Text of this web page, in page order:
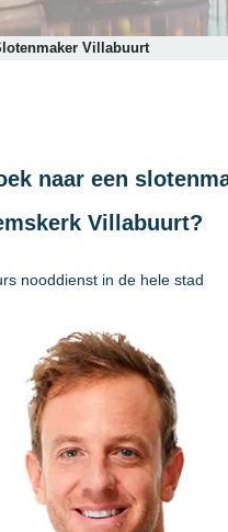
Villabuurt
naar een
Villabuurt?
nooddienst in de hele stad